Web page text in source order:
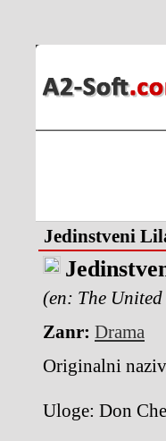
Jedinstveni
(en: The
Zanr: Drama
Originalni
Uloge: Don